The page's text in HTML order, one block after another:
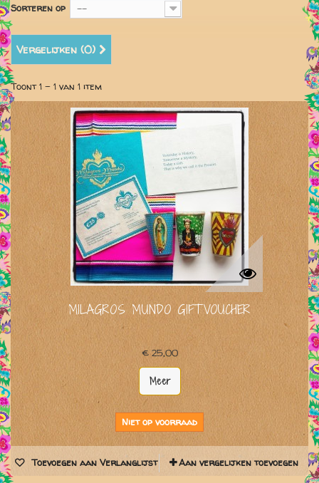
Sorteren op --
Vergelijken (0)
Toont 1 - 1 van 1 item
MILAGROS MUNDO GIFTVOUCHER
€ 25,00
Meer
Niet op voorraad
Toevoegen aan Verlanglijst Aan vergelijken toevoegen